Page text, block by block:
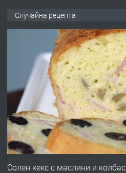
ПРЕДЛАГА
ЖИВОТ И
НЕГОВОТО
ПРЕДЛАГА Имот в
Случайна рецепта
Солен кекс с маслини и колбас